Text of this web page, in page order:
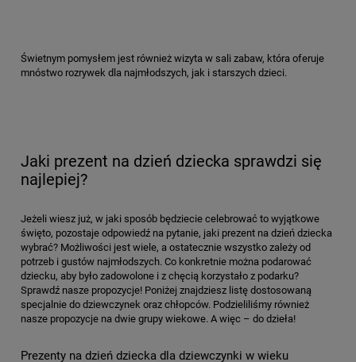
Świetnym pomysłem jest również wizyta w sali zabaw, która oferuje
mnóstwo rozrywek dla najmłodszych, jak i starszych dzieci.
Jaki prezent na dzień dziecka sprawdzi się
najlepiej?
Jeżeli wiesz już, w jaki sposób będziecie celebrować to wyjątkowe
święto, pozostaje odpowiedź na pytanie, jaki prezent na dzień dziecka
wybrać? Możliwości jest wiele, a ostatecznie wszystko zależy od
potrzeb i gustów najmłodszych. Co konkretnie można podarować
dziecku, aby było zadowolone i z chęcią korzystało z podarku?
Sprawdź nasze propozycje! Poniżej znajdziesz listę dostosowaną
specjalnie do dziewczynek oraz chłopców. Podzieliliśmy również
nasze propozycje na dwie grupy wiekowe. A więc – do dzieła!
Prezenty na dzień dziecka dla dziewczynki w wieku